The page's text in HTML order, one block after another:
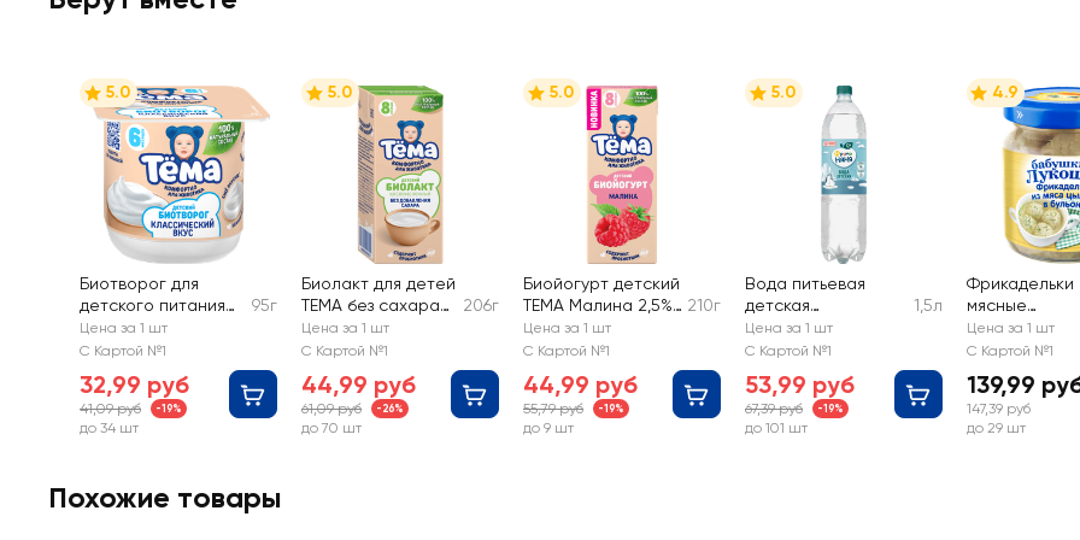
5.0
Биотворог для
детского питания
ТЕМА Классический
4,5%, без змж
95г
Цена за 1 шт
С Картой №1
32,99 руб
41,09 руб -19%
до 34 шт
5.0
Биолакт для детей
ТЕМА без сахара
3,4%, без змж
206г
Цена за 1 шт
С Картой №1
44,99 руб
61,09 руб -26%
до 70 шт
5.0
Биойогурт детский
ТЕМА Малина 2,5%,
без змж
210г
Цена за 1 шт
С Картой №1
44,99 руб
55,79 руб -19%
до 9 шт
5.0
Вода питьевая
детская
ФРУТОНЯНЯ
1,5л
Цена за 1 шт
С Картой №1
53,99 руб
67,39 руб -19%
до 101 шт
4.9
Фрикадельки
мясные
БАБУШКИНО
ЛУКОШКО из
бульоне, с 12
месяцев
Цена за 1 шт
С Картой №1
139,99
147,39 руб
до 29 шт
Похожие товары